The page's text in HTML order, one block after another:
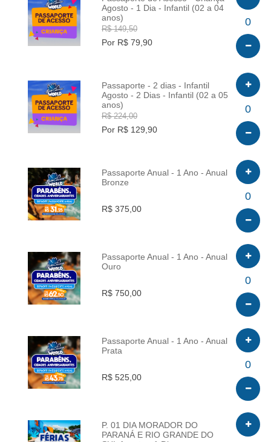
INFO
Agosto - 1 Dia - Infantil (02 a 04
anos)
R$ 149,50
Por R$ 79,90
0
INFO
Passaporte - 2 dias - Infantil
Agosto - 2 Dias - Infantil (02 a 05
anos)
R$ 224,00
Por R$ 129,90
0
INFO
Passaporte Anual - 1 Ano - Anual
Bronze
R$ 375,00
0
INFO
Passaporte Anual - 1 Ano - Anual
Ouro
R$ 750,00
0
INFO
Passaporte Anual - 1 Ano - Anual
Prata
R$ 525,00
0
P. 01 DIA MORADOR DO
PARANÁ E RIO GRANDE DO